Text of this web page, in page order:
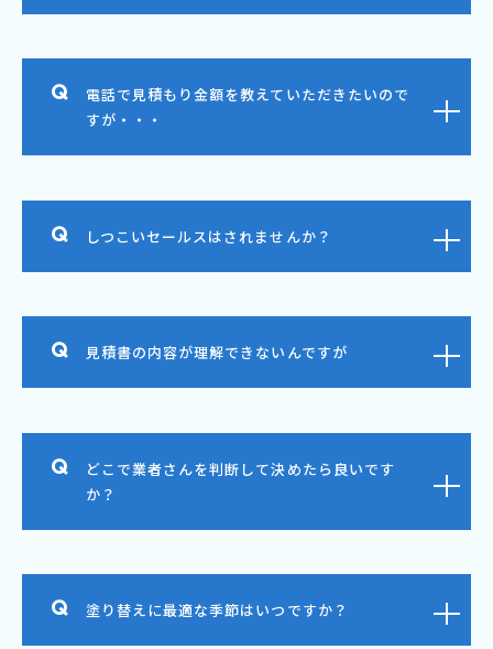
電話で見積もり金額を教えていただきたいので
すが・・・
しつこいセールスはされませんか？
見積書の内容が理解できないんですが
どこで業者さんを判断して決めたら良いです
か？
塗り替えに最適な季節はいつですか？